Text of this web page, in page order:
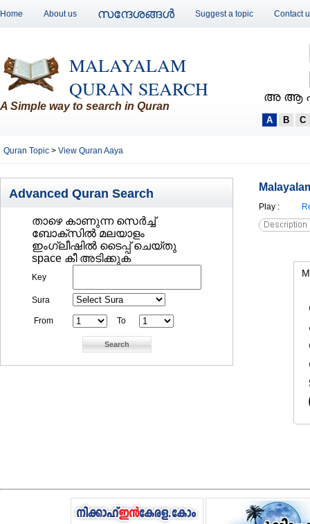
Home About us സന്ദേശങ്ങള്‍ Suggest a topic Contact
MALAYALAM
QURAN SEARCH
A Simple way to search in Quran
അ ആ
A B C
Quran Topic > View Quran Aaya
Advanced Quran Search
താഴെ കാണുന്ന സെര്‍ച്ച്‌
ബോക്സില്‍ മലയാളം
ഇംഗ്ലീഷില്‍ ടൈപ്പ് ചെയ്തു
space കീ അടിക്കുക
Key
Sura
From To
Play :